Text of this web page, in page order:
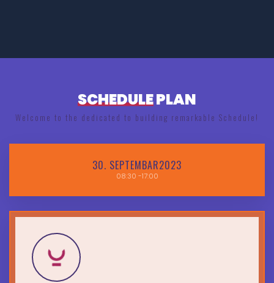
SCHEDULEPLAN
Welcome to the dedicated to building remarkable Schedule!
30. SEPTEMBAR2023
08:30 -17:00